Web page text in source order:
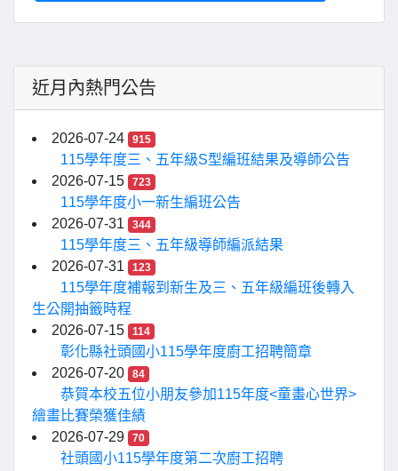
近月內熱門公告
2026-07-24 915
115學年度三、五年級S型編班結果及導師公告
2026-07-15
723
115學年度小一新生編班公告
2026-07-31
344
115學年度三、五年級導師編派結果
2026-07-31
123
115學年度補報到新生及三、五年級編班後轉入
生公開抽籤時程
2026-07-15
114
彰化縣社頭國小115學年度廚工招聘簡章
2026-07-20
84
恭賀本校五位小朋友參加115年度<童畫心世界>
繪畫比賽榮獲佳績
2026-07-29
70
社頭國小115學年度第二次廚工招聘